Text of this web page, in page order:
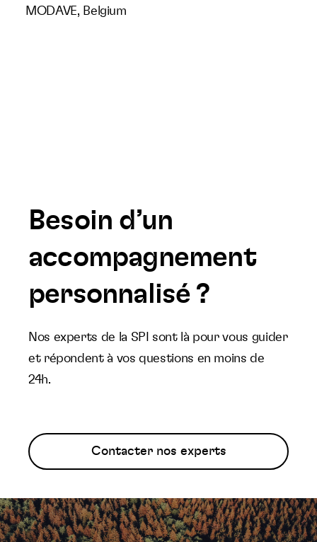
MODAVE, Belgium
Besoin d’un
accompagnement
personnalisé ?
Nos experts de la SPI sont là pour vous guider
et répondent à vos questions en moins de
24h.
Contacter nos experts